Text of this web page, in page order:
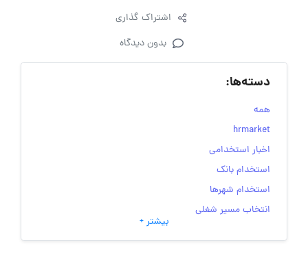
اشتراک گذاری
بدون دیدگاه
دسته‌ها:
همه
hrmarket
اخبار استخدامی
استخدام بانک
استخدام شهرها
انتخاب مسیر شغلی
به‌روزرسانی‌های سایت (کارجویی)
بیشتر +